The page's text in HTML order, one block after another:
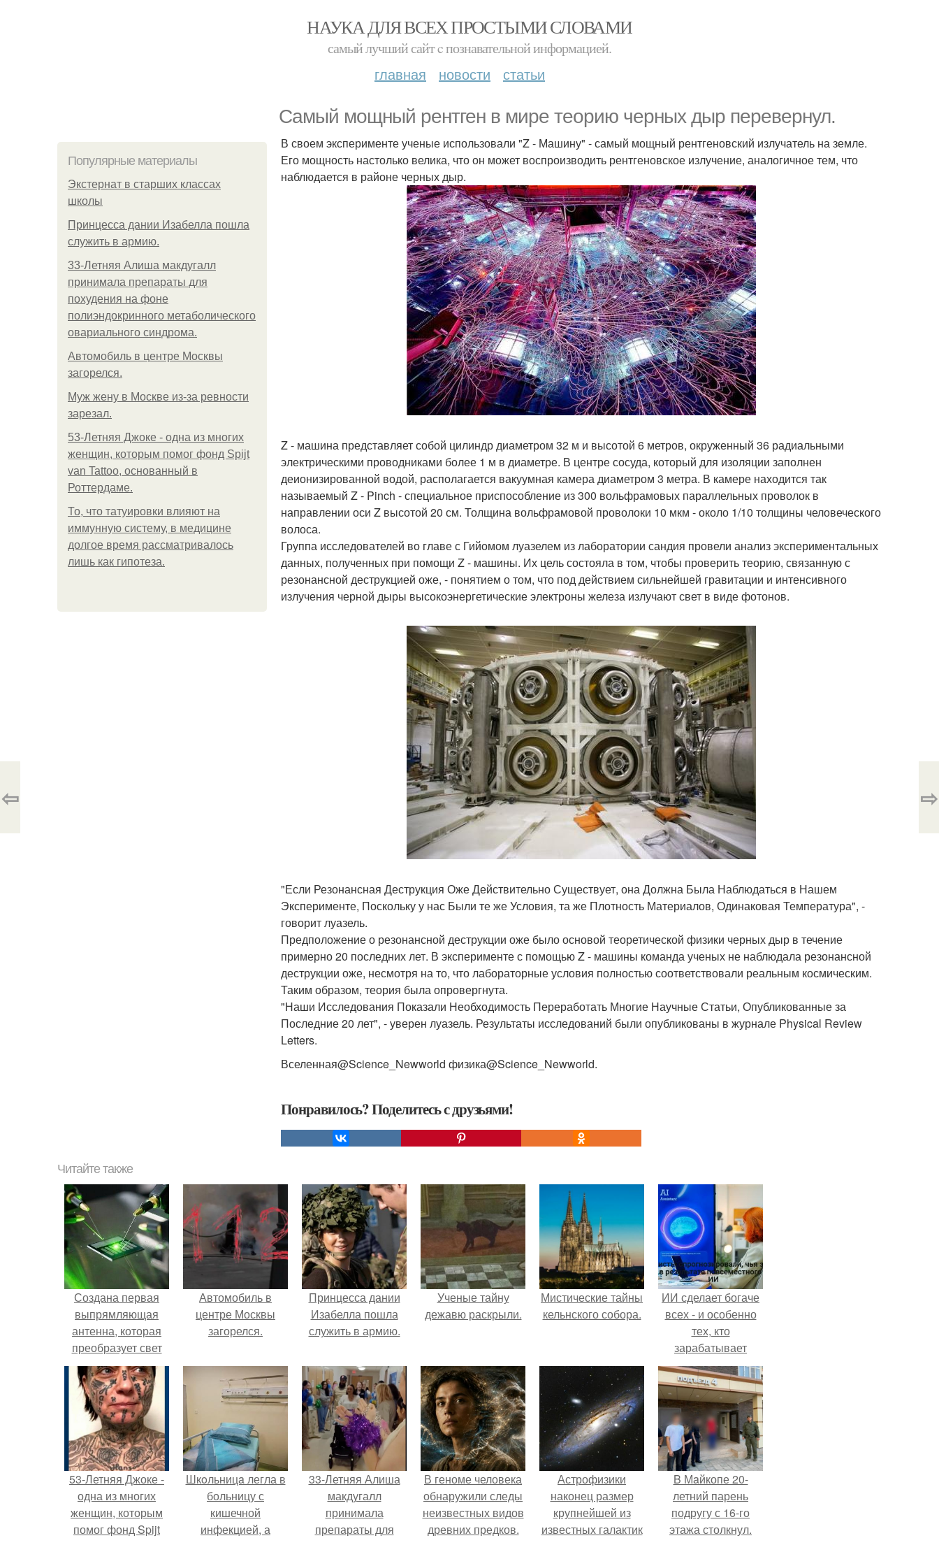
НАУКА ДЛЯ ВСЕХ ПРОСТЫМИ СЛОВАМИ
самый лучший сайт c познавательной информацией.
главная новости статьи
Самый мощный рентген в мире теорию черных дыр перевернул.
Популярные материалы
Экстернат в старших классах
школы
Принцесса дании Изабелла пошла
служить в армию.
33-Летняя Алиша макдугалл
принимала препараты для
похудения на фоне
полиэндокринного метаболического
овариального синдрома.
Автомобиль в центре Москвы
загорелся.
Mуж жену в Москве из-за ревности
зарезал.
53-Летняя Джоке - одна из многих
женщин, которым помог фонд Spijt
van Tattoo, основанный в
Роттердаме.
То, что татуировки влияют на
иммунную систему, в медицине
долгое время рассматривалось
лишь как гипотеза.
В своем эксперименте ученые использовали "Z - Машину" - самый мощный рентгеновский излучатель на земле.
Его мощность настолько велика, что он может воспроизводить рентгеновское излучение, аналогичное тем, что
наблюдается в районе черных дыр.
Z - машина представляет собой цилиндр диаметром 32 м и высотой 6 метров, окруженный 36 радиальными
электрическими проводниками более 1 м в диаметре. В центре сосуда, который для изоляции заполнен
деионизированной водой, располагается вакуумная камера диаметром 3 метра. В камере находится так
называемый Z - Pinch - специальное приспособление из 300 вольфрамовых параллельных проволок в
направлении оси Z высотой 20 см. Толщина вольфрамовой проволоки 10 мкм - около 1/10 толщины человеческого
волоса.
Группа исследователей во главе с Гийомом луазелем из лаборатории сандия провели анализ экспериментальных
данных, полученных при помощи Z - машины. Их цель состояла в том, чтобы проверить теорию, связанную с
резонансной деструкцией оже, - понятием о том, что под действием сильнейшей гравитации и интенсивного
излучения черной дыры высокоэнергетические электроны железа излучают свет в виде фотонов.
"Если Резонансная Деструкция Оже Действительно Существует, она Должна Была Наблюдаться в Нашем
Эксперименте, Поскольку у нас Были те же Условия, та же Плотность Материалов, Одинаковая Температура", -
говорит луазель.
Предположение о резонансной деструкции оже было основой теоретической физики черных дыр в течение
примерно 20 последних лет. В эксперименте с помощью Z - машины команда ученых не наблюдала резонансной
деструкции оже, несмотря на то, что лабораторные условия полностью соответствовали реальным космическим.
Таким образом, теория была опровергнута.
"Наши Исследования Показали Необходимость Переработать Многие Научные Статьи, Опубликованные за
Последние 20 лет", - уверен луазель. Результаты исследований были опубликованы в журнале Physical Review
Letters.
Вселенная@Science_Newworld физика@Science_Newworld.
Понравилось? Поделитесь с друзьями!
⇦ ⇨
Читайте также
Создана первая
выпрямляющая
антенна, которая
преобразует свет
прямо в
постоянный
электрический ток.
Автомобиль в
центре Москвы
загорелся.
Принцесса дании
Изабелла пошла
служить в армию.
Ученые тайну
дежавю раскрыли.
Мистические тайны
кельнского собора.
ИИ сделает богаче
всех - и особенно
тех, кто
зарабатывает
меньше всего.
53-Летняя Джоке -
одна из многих
женщин, которым
помог фонд Spijt
Шкoльницa легла в
больницу с
кишечной
инфекцией, а
33-Летняя Алиша
макдугалл
принимала
препараты для
В геноме человека
обнаружили следы
неизвестных видов
древних предков.
Астрофизики
наконец размер
крупнейшей из
известных галактик
B Мaйкопе 20-
летний парень
подругу с 16-го
этажа столкнул.